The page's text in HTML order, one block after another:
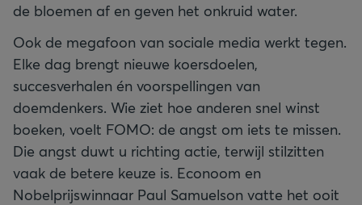
de bloemen af en geven het onkruid water.
Ook de megafoon van sociale media werkt tegen.
Elke dag brengt nieuwe koersdoelen,
succesverhalen én voorspellingen van
doemdenkers. Wie ziet hoe anderen snel winst
boeken, voelt FOMO: de angst om iets te missen.
Die angst duwt u richting actie, terwijl stilzitten
vaak de betere keuze is. Econoom en
Nobelprijswinnaar Paul Samuelson vatte het ooit